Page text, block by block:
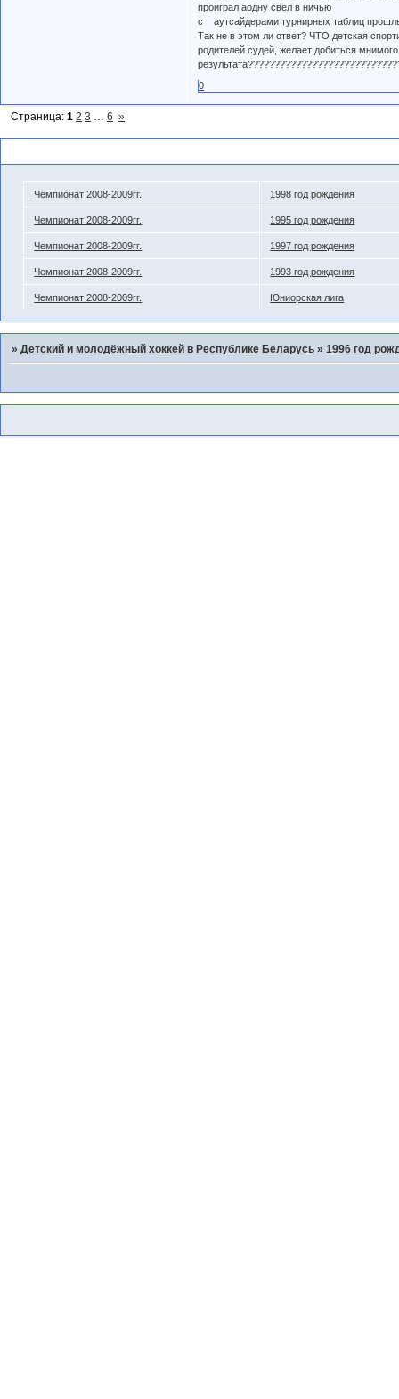
проиграл,аодну свел в ничью
с аутсайдерами турнирных таблиц
Так не в этом ли ответ? ЧТО детская
родителей судей, желает добиться мнимого
0
Страница:1 2 3 … 6 »
Чемпионат 2008-2009гг. 1998 год рождения
Чемпионат 2008-2009гг. 1995 год рождения
Чемпионат 2008-2009гг. 1997 год рождения
Чемпионат 2008-2009гг. 1993 год рождения
Чемпионат 2008-2009гг. Юниорская лига
»Детский и молодёжный хоккей в Республике Беларусь »1996 год